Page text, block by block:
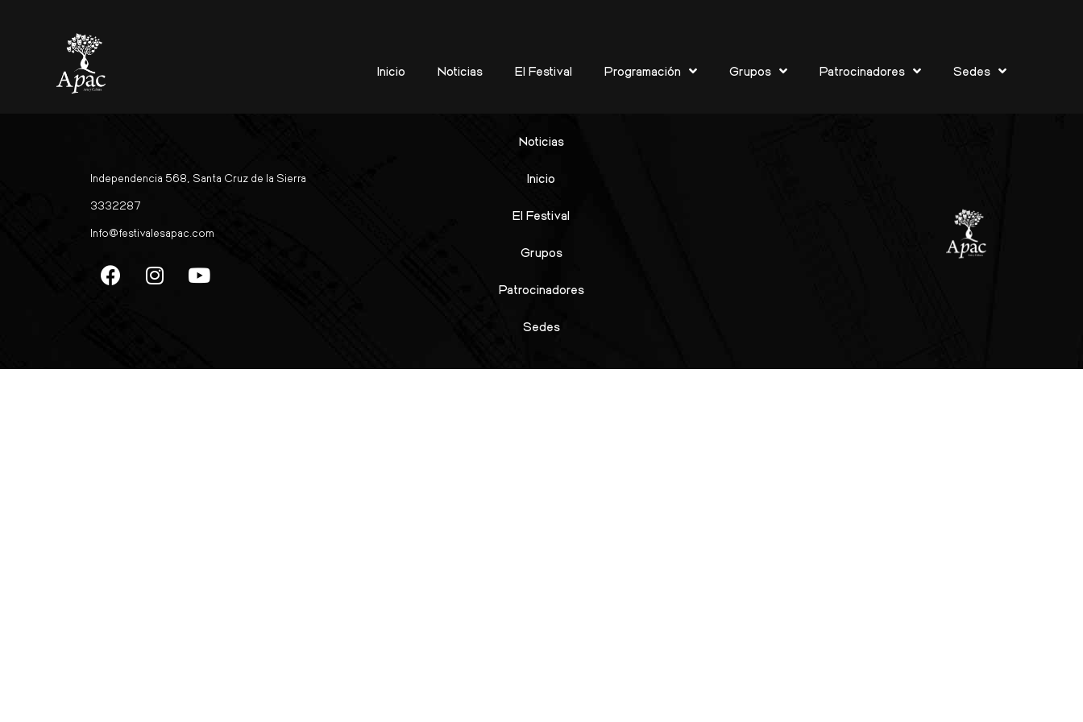
Inicio Noticias El Festival Programación Grupos Patrocinadores Sedes
Orquesta Municipal San José Patriarca
Independencia 568, Santa Cruz de la Sierra
3332287
Info@festivalesapac.com
Noticias
Inicio
El Festival
Grupos
Patrocinadores
Sedes